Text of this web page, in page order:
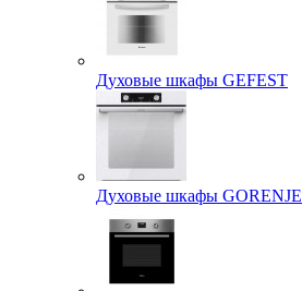
Духовые шкафы GEFEST
Духовые шкафы GORENJE